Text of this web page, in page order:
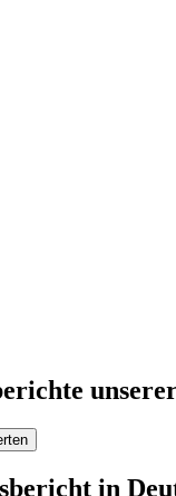
in